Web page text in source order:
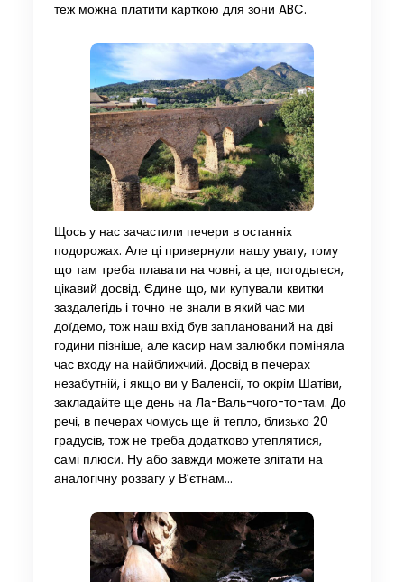
теж можна платити карткою для зони ABC.
Щось у нас зачастили печери в останніх
подорожах. Але ці привернули нашу увагу, тому
що там треба плавати на човні, а це, погодьтеся,
цікавий досвід. Єдине що, ми купували квитки
заздалегідь і точно не знали в який час ми
доїдемо, тож наш вхід був запланований на дві
години пізніше, але касир нам залюбки поміняла
час входу на найближчий. Досвід в печерах
незабутній, і якщо ви у Валенсії, то окрім Шатіви,
закладайте ще день на Ла-Валь-чого-то-там. До
речі, в печерах чомусь ще й тепло, близько 20
градусів, тож не треба додатково утеплятися,
самі плюси. Ну або завжди можете злітати на
аналогічну розвагу у В’єтнам…